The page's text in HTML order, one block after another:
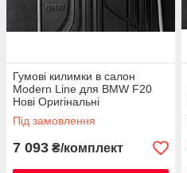
Гумові килимки в салон
Modern Line для BMW F20
Нові Оригінальні
Під замовлення
7 093 ₴/комплект